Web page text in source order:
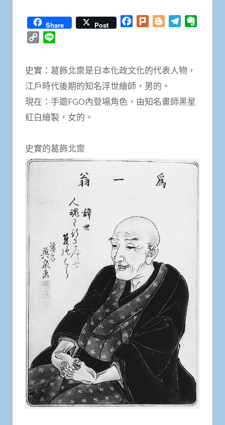
Share Post Facebook
Plurk BloggerTelegram
Copy
史實：葛飾北齋是日本化政文化的代表人物，
江戶時代後期的知名浮世繪師，男的。
現在：手遊FGO內登場角色，由知名畫師黑星
紅白繪製，女的。
史實的葛飾北齋